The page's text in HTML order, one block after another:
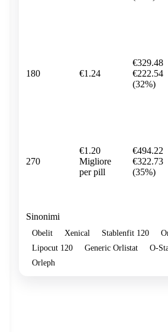
180 €1.24
€329.48
€222.54
(32%)
270
€1.20
Migliore
per pill
€494.22
€322.73
(35%)
Sinonimi
Obelit Xenical Stablenfit 120
Lipocut 120
Generic Orlistat O-
Orleph